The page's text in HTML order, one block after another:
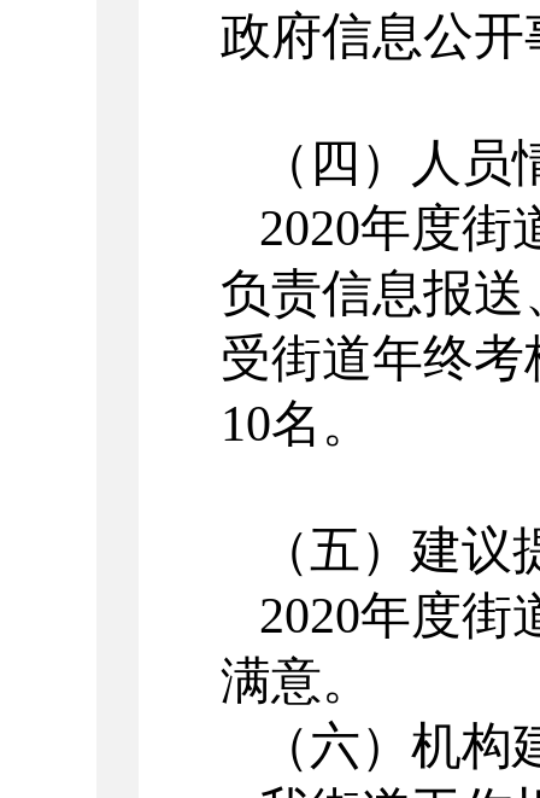
政府信息公
（四）人员
2020年度街
负责信息报
受街道年终
10名。
（五）建议
2020年度街
满意。
（六）机构